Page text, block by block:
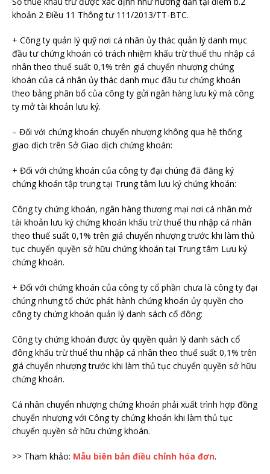
khoản 2 Điều 11 Thông tư 111/2013/TT-BTC.
+ Công ty quản lý quỹ nơi cá nhân ủy thác quản lý danh mục
đầu tư chứng khoán có trách nhiệm khấu trừ thuế thu nhập cá
nhân theo thuế suất 0,1% trên giá chuyển nhượng chứng
khoán của cá nhân ủy thác danh mục đầu tư chứng khoán
theo bảng phân bổ của công ty gửi ngân hàng lưu ký mà công
ty mở tài khoản lưu ký.
– Đối với chứng khoán chuyển nhượng không qua hệ thống
giao dịch trên Sở Giao dịch chứng khoán:
+ Đối với chứng khoán của công ty đại chúng đã đăng ký
chứng khoán tập trung tại Trung tâm lưu ký chứng khoán:
Công ty chứng khoán, ngân hàng thương mại nơi cá nhân mở
tài khoản lưu ký chứng khoán khấu trừ thuế thu nhập cá nhân
theo thuế suất 0,1% trên giá chuyển nhượng trước khi làm thủ
tục chuyển quyền sở hữu chứng khoán tại Trung tâm Lưu ký
chứng khoán.
+ Đối với chứng khoán của công ty cổ phần chưa là công ty đại
chúng nhưng tổ chức phát hành chứng khoán ủy quyền cho
công ty chứng khoán quản lý danh sách cổ đông:
Công ty chứng khoán được ủy quyền quản lý danh sách cổ
đông khấu trừ thuế thu nhập cá nhân theo thuế suất 0,1% trên
giá chuyển nhượng trước khi làm thủ tục chuyển quyền sở hữu
chứng khoán.
Cá nhân chuyển nhượng chứng khoán phải xuất trình hợp đồng
chuyển nhượng với Công ty chứng khoán khi làm thủ tục
chuyển quyền sở hữu chứng khoán.
>> Tham khảo: Mẫu biên bản điều chỉnh hóa đơn.